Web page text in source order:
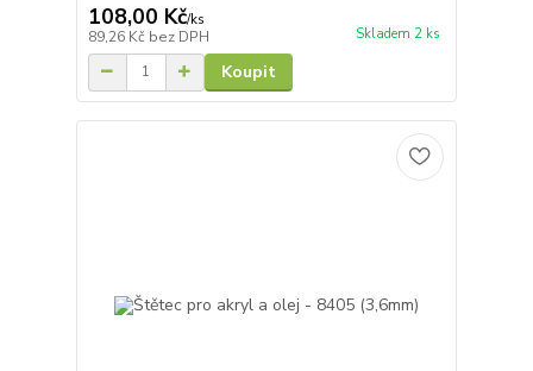
108,00 Kč/ks
89,26 Kč bez DPH Skladem 2 ks
Koupit